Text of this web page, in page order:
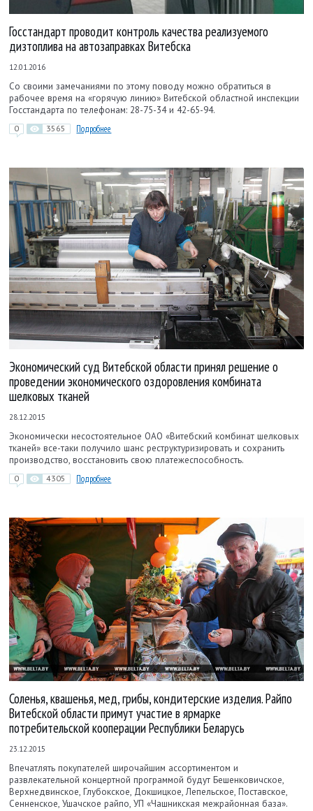
Госстандарт проводит контроль качества реализуемого
дизтоплива на автозаправках Витебска
12.01.2016
Со своими замечаниями по этому поводу можно обратиться в
рабочее время на «горячую линию» Витебской областной инспекции
Госстандарта по телефонам: 28-75-34 и 42-65-94.
0 3565 Подробнее
Экономический суд Витебской области принял решение о
проведении экономического оздоровления комбината
шелковых тканей
28.12.2015
Экономически несостоятельное ОАО «Витебский комбинат шелковых
тканей» все-таки получило шанс реструктуризировать и сохранить
производство, восстановить свою платежеспособность.
0 4305 Подробнее
Соленья, квашенья, мед, грибы, кондитерские изделия. Райпо
Витебской области примут участие в ярмарке
потребительской кооперации Республики Беларусь
23.12.2015
Впечатлять покупателей широчайшим ассортиментом и
развлекательной концертной программой будут Бешенковичское,
Верхнедвинское, Глубокское, Докшицкое, Лепельское, Поставское,
Сенненское, Ушачское райпо, УП «Чашникская межрайонная база».